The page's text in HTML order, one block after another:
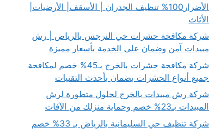
الأضرار100% تنظيف الجدران | الأسقف| الأرضيات|
الأثاث
شركة مكافحة حشرات حي النرجس بالرياض | رش
مبيدات آمن وضمان على الخدمة بأسعار مميزة
شركة مكافحة حشرات بالخرج بـ45% خصم لمكافحة
جميع أنواع الحشرات بضمان بأحدث التقنيات
شركة رش مبيدات بالخرج لحلول متطورة لرش
المبيدات بـ23% خصم وحماية منزلك من الآفات
شركة تنظيف حي السليمانية بالرياض بـ 33% خصم